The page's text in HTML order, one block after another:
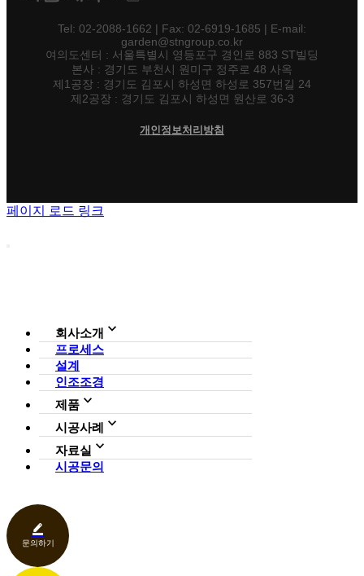
Tel: 02-2088-1662 | Fax: 02-6919-1685 | E-mail:
garden@stngroup.co.kr
여의도센터 : 서울특별시 영등포구 경인로 883 ST빌딩
본사 : 경기도 부천시 원미구 정주로 48 사옥
제1공장 : 경기도 김포시 하성면 하성로 357번길 24
제2공장 : 경기도 김포시 하성면 원산로 36-3
개인정보처리방침
페이지 로드 링크
회사소개
CI
가든연구소
프로세스
설계
인조조경
제품
전체보기
일루미아트리
시공사례
호텔·펜션·리조트·캠핑장
자료실
시공문의
문의하기